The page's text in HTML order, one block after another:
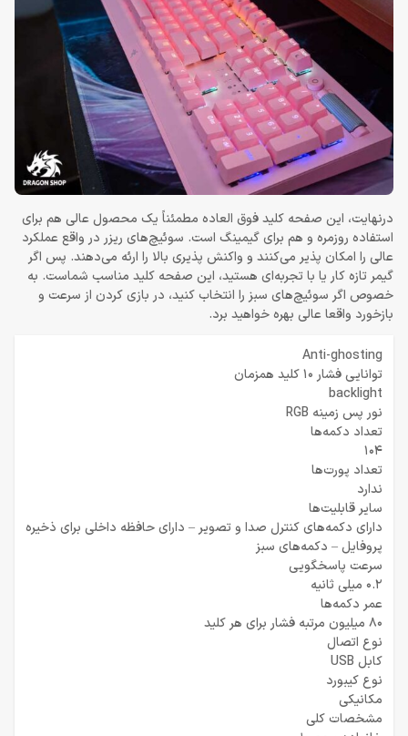
درنهایت، این صفحه کلید فوق العاده مطمئناً یک محصول عالی هم برای
استفاده روزمره و هم برای گیمینگ است. سوئیچ‌های ریزر در واقع عملکرد
عالی را امکان پذیر می‌کنند و واکنش پذیری بالا را ارئه می‌دهند. پس اگر
گیمر تازه کار یا با تجربه‌ای هستید، این صفحه کلید مناسب شماست. به
خصوص اگر سوئیچ‌های سبز را انتخاب کنید، در بازی کردن از سرعت و
بازخورد واقعا عالی بهره خواهید برد.
Anti-ghosting
توانایی فشار 10 کلید همزمان
backlight
نور پس زمینه RGB
تعداد دکمه‌ها
104
تعداد پورت‌ها
ندارد
سایر قابلیت‌ها
دارای دکمه‌های کنترل صدا و تصویر – دارای حافظه داخلی برای ذخیره
پروفایل – دکمه‌های سبز
سرعت پاسخگویی
0.2 میلی ثانیه
عمر دکمه‌ها
80 میلیون مرتبه فشار برای هر کلید
نوع اتصال
کابل USB
نوع کیبورد
مکانیکی
مشخصات کلی